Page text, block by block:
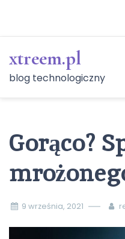
content
xtreem.pl
blog technologiczny
Gorąco?
9 września, 2021